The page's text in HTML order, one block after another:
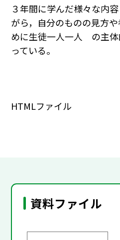
３年間に学んだ様々な内
がら，自分のものの見方
めに生徒一人一人 の主体
っている。
HTMLファイル
資料ファイル